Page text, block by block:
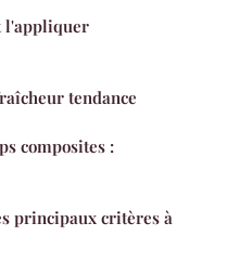
l'appliquer
tendance
composites :
principaux critères à